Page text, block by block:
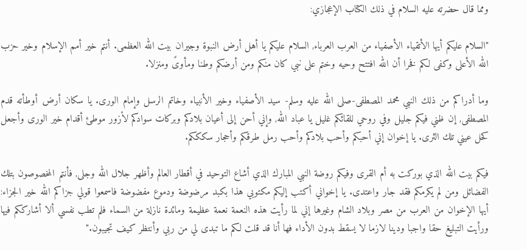
ومما قال حضرته عليه السلام في ذلك الكتاب الإعجازي:
"السلام عليكم أيها الأتقياء الأصفياء من العرب العرباء, السلام عليكم يا أهل أرض النبوة وجيران بيت الله العظمى. أنتم خير أمم الإسلام وخير حزب
الله الأعلى وكفى لكم فخرا أن الله افتتح وحيه وختم على نبي كان منكم ومن أرضكم وطنا ومأوىً ومنزلا.
وما أدراكم من ذلك النبي محمد المصطفى-صلى الله عليه وسلم- سيد الأصفياء وخير الأنبياء وخاتم الرسل وإمام الورى. يا سكان أرض أوطأته قدم
المصطفى, إن ظني فيكم جليل وفي روحي للقائكم غليل يا عباد الله, وإني أحن إلى أعيان بلادكم وبركات سوادكم لاْزور موطئ أقدام خير الورى وأجعل
كحل عيني تلك الثرى. يا إخوان إني أحبكم وأحب بلادكم وأحب رمل طرقكم وأحجار سكككم.
فيكم بيت الله الذي بوركت به أم القرى وفيكم روضة النبي المبارك الذي أشاع التوحيد في أقطار العالم وأظهر جلال الله وجلى, فأنتم المخصوصون بتلك
الفضائل ومن لم يكرمكم فقد جار واعتدى. يا إخواني أكتب إليكم مكتوبي هذا بكبد مرضوضة ودموع مفضوضة فاسمعوا قولي جزاكم الله خير الجزاء:
أيها الإخوان من العرب من مصر وبلاد الشام وغيرها إني لما رأيت هذه النعمة نعمة عظيمة ومائدة نازلة من السماء فلم تطب نفسي ألا أشارككم فيها
ورأيت التبليغ حقا واجبا ودينا لازما لا يسقط بدون الأداء فها أنا قد قلت لكم ما تبدى لي من ربي وأنتظر كيف تجيبون."